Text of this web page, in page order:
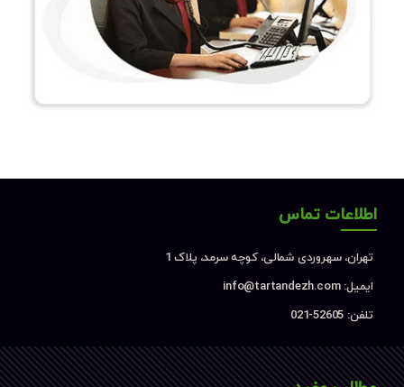
اطلاعات تماس
تهران، سهروردی شمالی، کوچه سرمد، پلاک 1
ایمیل: info@tartandezh.com
تلفن: 52605-021